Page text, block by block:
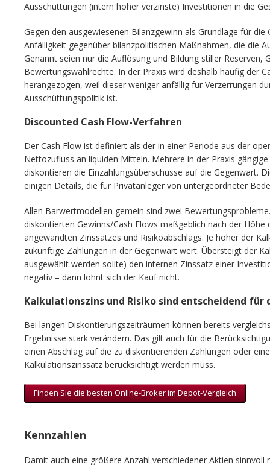
Ausschüttungen (intern höher verzinste) Investitionen in die
Gegen den ausgewiesenen Bilanzgewinn als Grundlage für
Anfälligkeit gegenüber bilanzpolitischen Maßnahmen, die die
Genannt seien nur die Auflösung und Bildung stiller Reserven,
Bewertungswahlrechte. In der Praxis wird deshalb häufig der
herangezogen, weil dieser weniger anfällig für Verzerrungen
Ausschüttungspolitik ist.
Discounted Cash Flow-Verfahren
Der Cash Flow ist definiert als der in einer Periode aus der
Nettozufluss an liquiden Mitteln. Mehrere in der Praxis
diskontieren die Einzahlungsüberschüsse auf die Gegenwart.
einigen Details, die für Privatanleger von untergeordneter
Allen Barwertmodellen gemein sind zwei
diskontierten Gewinns/Cash Flows maßgeblich nach der Höhe
angewandten Zinssatzes und Risikoabschlags. Je höher der
zukünftige Zahlungen in der Gegenwart wert. Übersteigt der
ausgewählt werden sollte) den internen Zinssatz einer
negativ – dann lohnt sich der Kauf nicht.
Kalkulationszins und Risiko sind entscheidend
Bei langen Diskontierungszeiträumen können bereits
Ergebnisse stark verändern. Das gilt auch für die
einen Abschlag auf die zu diskontierenden Zahlungen oder
Kalkulationszinssatz berücksichtigt werden muss.
Finden Sie die besten Online-Broker im Depot-Vergleich
Kennzahlen
Damit auch eine größere Anzahl verschiedener Aktien